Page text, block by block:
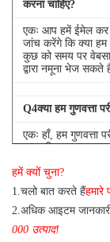
करना चाहिए?
एकः आप हमें ईमेल कर
जांच करेंगे कि क्या
कुछ को समय पर
द्वारा नमूना भेज
Q4क्या हम गुणवत्ता
एकः हाँ, हम गुणवत्ता
आप की जरूरत
हमें क्यों चुना?
1.चलो बात करते हैंहमारे
2.अधिक आइटम
000 उत्पाद!